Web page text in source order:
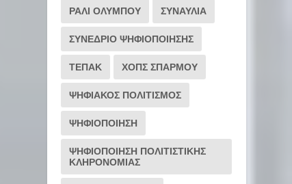
ΡΆΛΙ ΟΛΎΜΠΟΥ ΣΥΝΑΥΛΙΑ
ΣΥΝΕΔΡΙΟ ΨΗΦΙΟΠΟΙΗΣΗΣ
ΤΕΠΑΚ ΧΟΠΣ ΣΠΑΡΜΟΥ
ΨΗΦΙΑΚΟΣ ΠΟΛΙΤΙΣΜΟΣ
ΨΗΦΙΟΠΟΙΗΣΗ
ΨΗΦΙΟΠΟΙΗΣΗ ΠΟΛΙΤΙΣΤΙΚΗΣ
ΚΛΗΡΟΝΟΜΙΑΣ